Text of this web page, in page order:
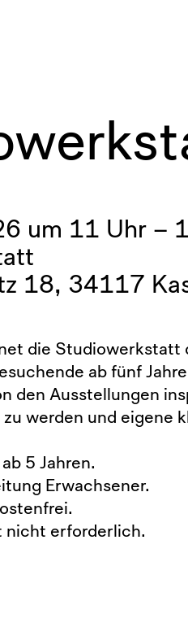
um 11 Uhr –
18, 34117
die Studiowerkstatt
ab fünf
den Ausstellungen
werden und eigene
5 Jahren.
Erwachsener.
nicht erforderlich.